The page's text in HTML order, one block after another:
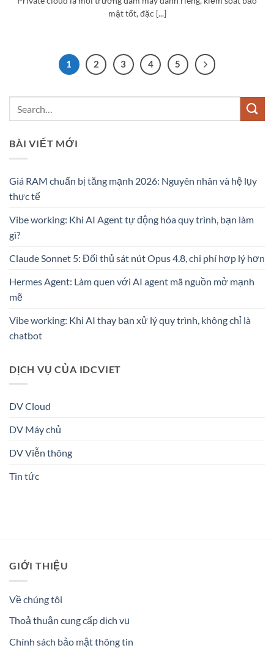
mật tốt, đặc [...]
1 2 3 4 5
BÀI VIẾT MỚI
Giá RAM chuẩn bị tăng mạnh 2026: Nguyên nhân và hệ lụy
thực tế
Vibe working: Khi AI Agent tự động hóa quy trình, bạn làm
gì?
Claude Sonnet 5: Đối thủ sát nút Opus 4.8, chi phí hợp lý hơn
Hermes Agent: Làm quen với AI agent mã nguồn mở mạnh
mẽ
Vibe working: Khi AI thay bạn xử lý quy trình, không chỉ là
chatbot
DỊCH VỤ CỦA IDCVIET
DV Cloud
DV Máy chủ
DV Viễn thông
Tin tức
GIỚI THIỆU
Về chúng tôi
Thoả thuận cung cấp dịch vụ
Chính sách bảo mật thông tin